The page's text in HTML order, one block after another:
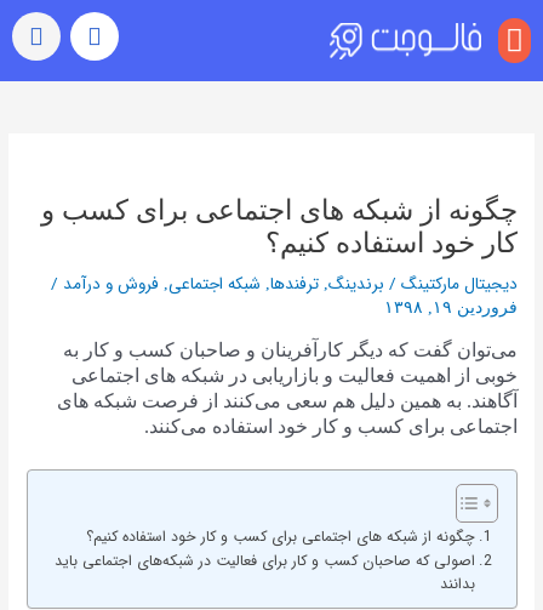
منو
چگونه از شبکه های اجتماعی برای کسب و
کار خود استفاده کنیم؟
دیجیتال مارکتینگ / برندینگ,ترفندها, شبکه اجتماعی,فروش و درآمد /
فروردین ۱۹, ۱۳۹۸
می‌توان گفت که دیگر کارآفرینان و صاحبان کسب و کار به
خوبی از اهمیت فعالیت و بازاریابی در شبکه های اجتماعی
آگاهند. به همین دلیل هم سعی می‌کنند از فرصت شبکه های
اجتماعی برای کسب و کار خود استفاده می‌کنند.
چگونه از شبکه های اجتماعی برای کسب و کار خود استفاده کنیم؟
اصولی که صاحبان کسب و کار برای فعالیت در شبکه‌های اجتماعی باید
بدانند